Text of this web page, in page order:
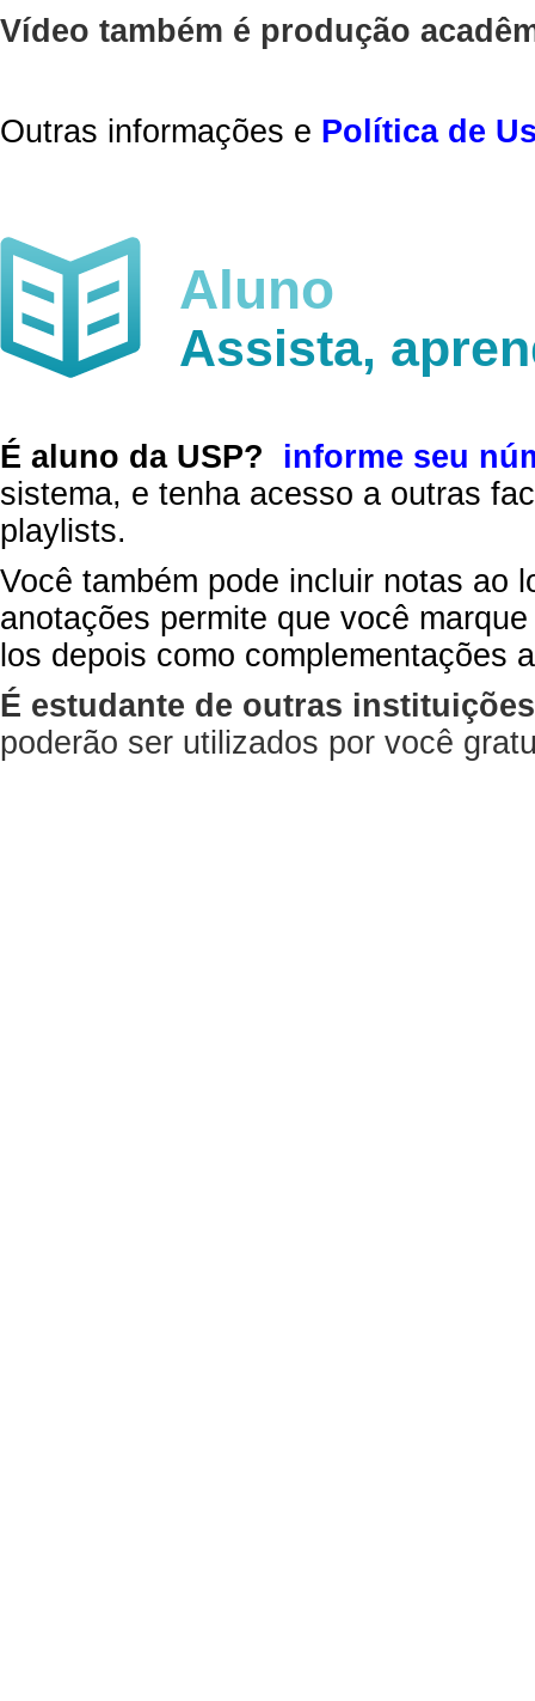
Vídeo também é produção
Outras informações e Política de
Aluno
Assista,
É aluno da USP?
informe seu
sistema, e tenha acesso a outras
playlists.
Você também pode incluir notas ao
anotações permite que você
los depois como complementações
É estudante de outras
poderão ser utilizados por você